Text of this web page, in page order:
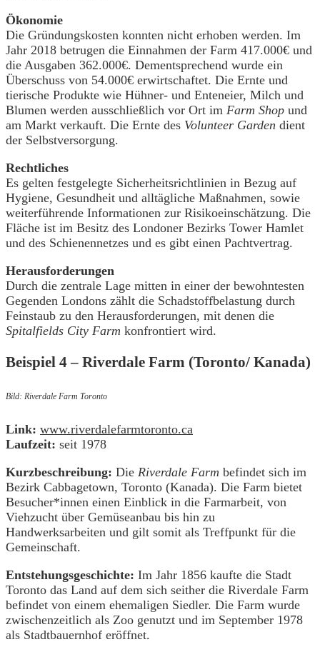
Ökonomie
Die Gründungskosten konnten nicht erhoben werden. Im
Jahr 2018 betrugen die Einnahmen der Farm 417.000€ und
die Ausgaben 362.000€. Dementsprechend wurde ein
Überschuss von 54.000€ erwirtschaftet. Die Ernte und
tierische Produkte wie Hühner- und Enteneier, Milch und
Blumen werden ausschließlich vor Ort im Farm Shop und
am Markt verkauft. Die Ernte des Volunteer Garden dient
der Selbstversorgung.
Rechtliches
Es gelten festgelegte Sicherheitsrichtlinien in Bezug auf
Hygiene, Gesundheit und alltägliche Maßnahmen, sowie
weiterführende Informationen zur Risikoeinschätzung. Die
Fläche ist im Besitz des Londoner Bezirks Tower Hamlet
und des Schienennetzes und es gibt einen Pachtvertrag.
Herausforderungen
Durch die zentrale Lage mitten in einer der bewohntesten
Gegenden Londons zählt die Schadstoffbelastung durch
Feinstaub zu den Herausforderungen, mit denen die
Spitalfields City Farm konfrontiert wird.
Beispiel 4 – Riverdale Farm (Toronto/ Kanada)
Bild: Riverdale Farm Toronto
Link: www.riverdalefarmtoronto.ca
Laufzeit: seit 1978
Kurzbeschreibung: Die Riverdale Farm befindet sich im
Bezirk Cabbagetown, Toronto (Kanada). Die Farm bietet
Besucher*innen einen Einblick in die Farmarbeit, von
Viehzucht über Gemüseanbau bis hin zu
Handwerksarbeiten und gilt somit als Treffpunkt für die
Gemeinschaft.
Entstehungsgeschichte: Im Jahr 1856 kaufte die Stadt
Toronto das Land auf dem sich seither die Riverdale Farm
befindet von einem ehemaligen Siedler. Die Farm wurde
zwischenzeitlich als Zoo genutzt und im September 1978
als Stadtbauernhof eröffnet.